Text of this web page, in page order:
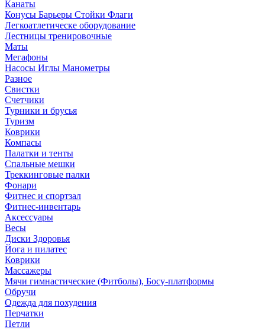
Канаты
Конусы Барьеры Стойки Флаги
Легкоатлетическе оборудование
Лестницы тренировочные
Маты
Мегафоны
Насосы Иглы Манометры
Разное
Свистки
Счетчики
Турники и брусья
Туризм
Коврики
Компасы
Палатки и тенты
Спальные мешки
Треккинговые палки
Фонари
Фитнес и спортзал
Фитнес-инвентарь
Аксессуары
Весы
Диски Здоровья
Йога и пилатес
Коврики
Массажеры
Мячи гимнастические (Фитболы), Босу-платформы
Обручи
Одежда для похудения
Перчатки
Петли